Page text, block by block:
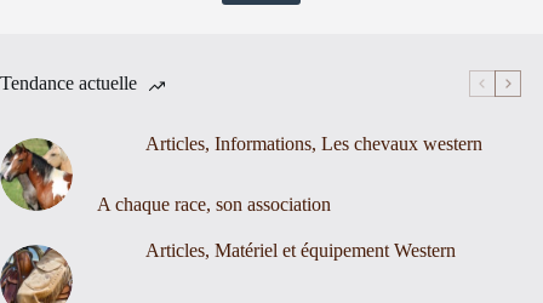
Tendance actuelle
Articles, Informations, Les chevaux western
A chaque race, son association
Articles, Matériel et équipement Western